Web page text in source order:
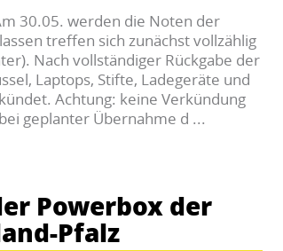
30.05. werden die Noten der
treffen sich zunächst vollzählig
Nach vollständiger Rückgabe der
Laptops, Stifte, Ladegeräte und
Achtung: keine Verkündung
geplanter Übernahme d ...
Powerbox der
Pfalz